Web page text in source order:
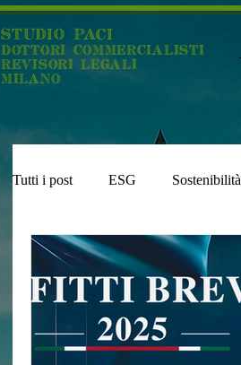
STUDIO PACI
DOTTORI COMMERCIALISTI
REVISORI LEGALI
MILANO
Tutti i post ESG Sostenibilità
Impatriati